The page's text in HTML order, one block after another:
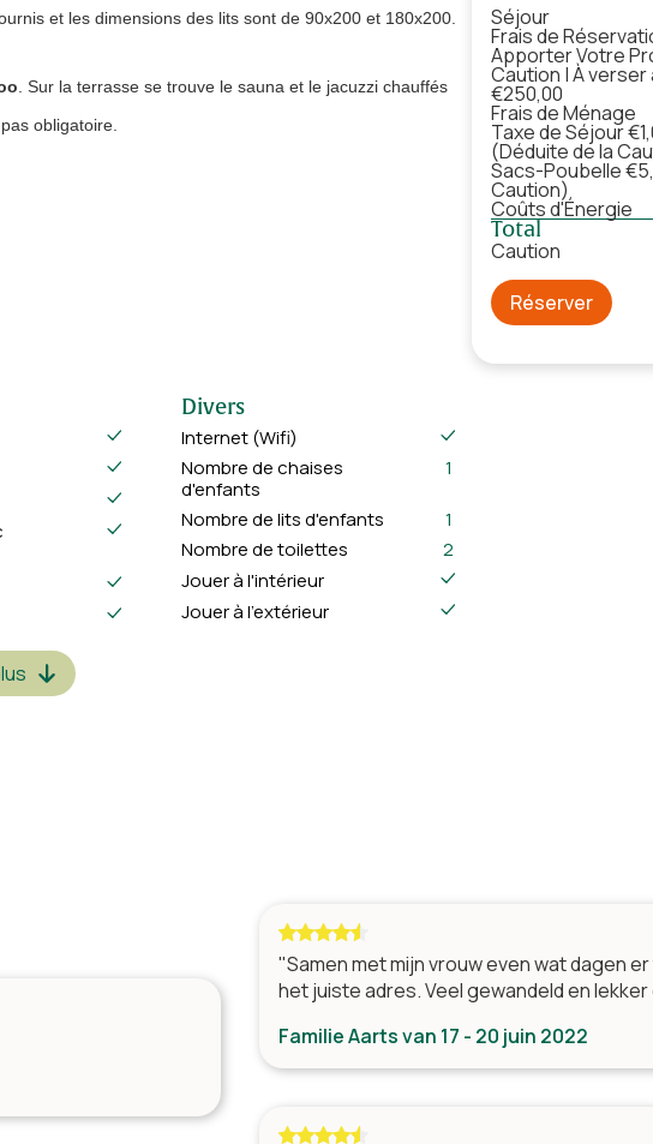
et les dimensions des lits sont de 90x200 et 180x200.
. Sur la terrasse se trouve le sauna et le jacuzzi chauffés
obligatoire.
Il est interdit d'organiser des fêtes d'étudiants, des
Divers
Internet (Wifi)
Nombre de chaises
d'enfants
1
Nombre de lits d'enfants
1
Nombre de toilettes
2
Jouer à l'intérieur
Jouer à l'extérieur
Emplacement
Près d'une ville
Près d'un supermarché
Séjour
Frais de
Apporter Votre
Caution | À verser
€250,00
Frais de Ménage
Taxe de Séjour
(Déduite de la
Sacs-Poubelle
Caution)
Coûts d'Énergie
Total
Caution
Réserver
"Samen met mijn vrouw even wat dagen
het juiste adres. Veel gewandeld en
Familie Aarts van 17 - 20 juin 2022